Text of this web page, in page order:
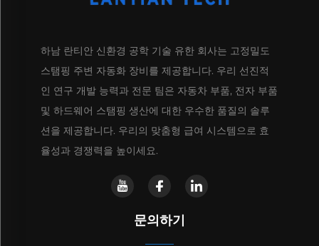
하남 란티안 신환경 공학 기술 유한 회사는 고정밀도
스탬핑 주변 자동화 장비를 제공합니다. 우리 선진적
인 연구 개발 능력과 전문 팀은 자동차 부품, 전자 부품
및 하드웨어 스탬핑 생산에 대한 우수한 품질의 솔루
션을 제공합니다. 우리의 맞춤형 급여 시스템으로 효
율성과 경쟁력을 높이세요.
문의하기